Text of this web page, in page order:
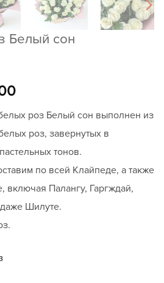
Белый сон
роз Белый сон выполнен из
роз, завернутых в
тонов.
по всей Клайпеде, а также
включая Палангу, Гаргждай,
Шилуте.